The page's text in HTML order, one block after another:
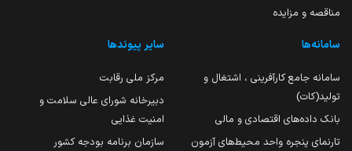
مناقصه و مزایده
سامانه‌ها
سامانه جامع کارآفرینی ، اشتغال و
تولید(کات)
بانک داده‌های اقتصادی و مالی
تارنمای پنجره واحد محیط‌های آزمون
سایر پیوندها
مرکز ملی رقابت
دبیرخانه شورای عالی سلامت و
امنیت غذایی
سازمان برنامه بودجه کشور